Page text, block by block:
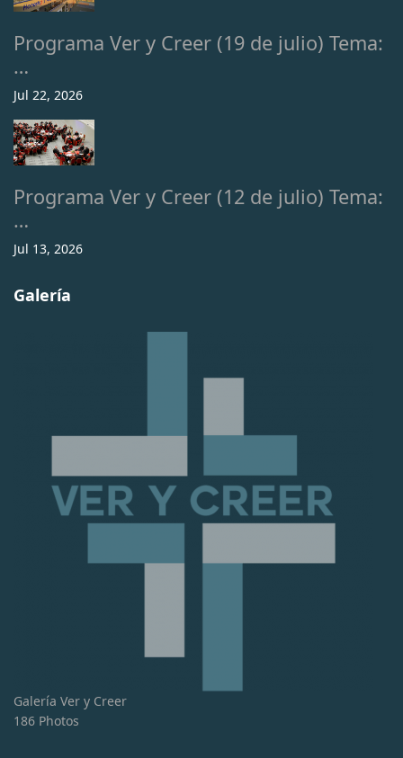
Programa Ver y Creer (19 de julio) Tema:
…
Jul 22, 2026
Programa Ver y Creer (12 de julio) Tema:
…
Jul 13, 2026
Galería
Galería Ver y Creer
186 Photos